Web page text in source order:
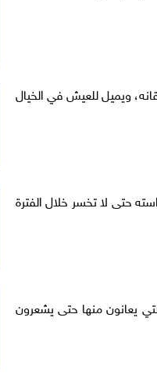
ويميل للعيش في الخيال
حتى لا تخسر خلال الفترة
منها حتى يشعرون